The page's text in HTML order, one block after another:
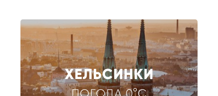
ХЕЛЬСИНКИ